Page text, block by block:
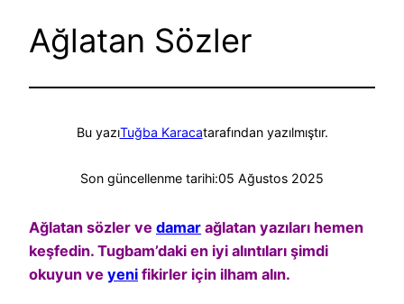
Ağlatan Sözler
Bu yazıTuğba Karacatarafından yazılmıştır.
Son güncellenme tarihi:05 Ağustos 2025
Ağlatan sözler ve damar ağlatan yazıları hemen
keşfedin. Tugbam’daki en iyi alıntıları şimdi
okuyun ve yeni fikirler için ilham alın.